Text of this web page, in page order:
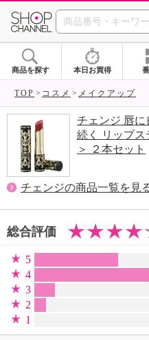
商品を探す 本日お買得
TOP コスメ メイクアップ
チェンジ 唇
続く リップス
＞ ２本セット
チェンジの商品一覧を見
総合評価
5
4
3
2
1